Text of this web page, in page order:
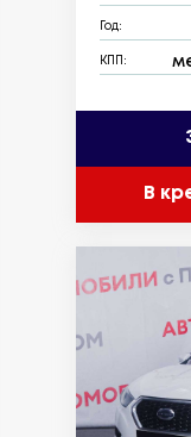
Год:
КПП:
В